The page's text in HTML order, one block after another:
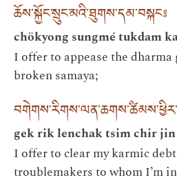
ཆོས་སྐྱོང་སྲུང་མའི་ཐུགས་དམ་བསྐང༔
chökyong sungmé tukdam
I offer to appease the
broken samaya;
gek rik lenchak tsim chir jin
I offer to clear my karmic
troublemakers to whom I’m